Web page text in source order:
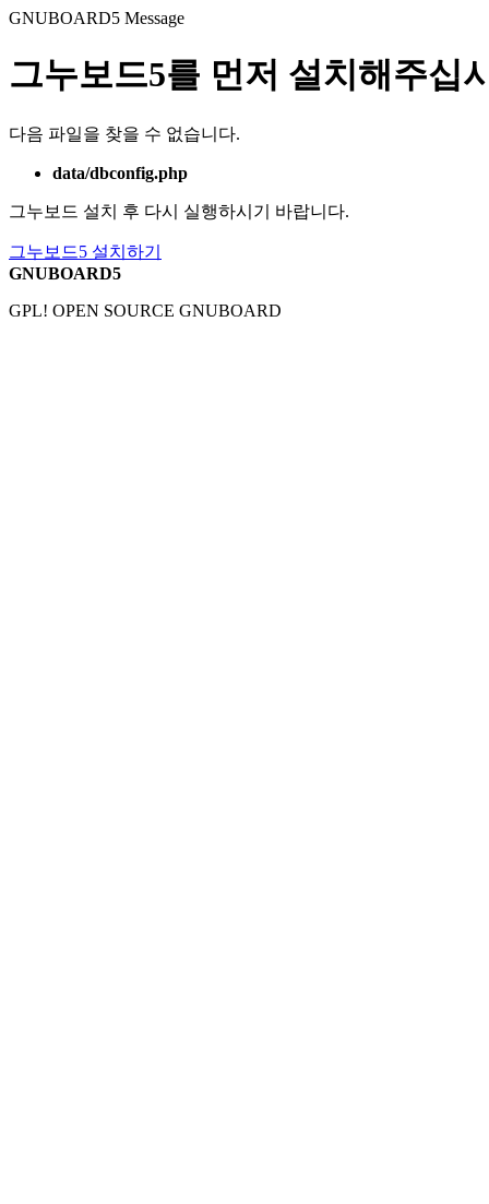
GNUBOARD5 Message
그누보드5를 먼저 설치해주십
다음 파일을 찾을 수 없습니다.
data/dbconfig.php
그누보드 설치 후 다시 실행하시기 바랍니다.
그누보드5 설치하기
GNUBOARD5
GPL! OPEN SOURCE GNUBOARD